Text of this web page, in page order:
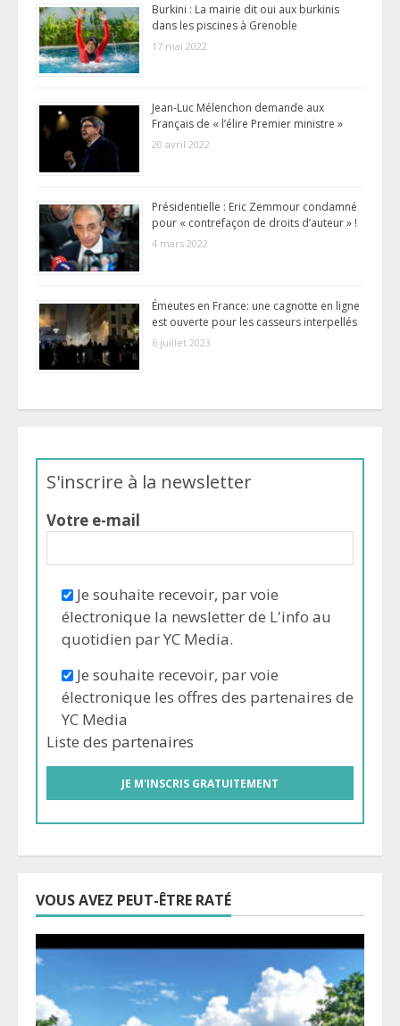
Burkini : La mairie dit oui aux burkinis
dans les piscines à Grenoble
17 mai 2022
Jean-Luc Mélenchon demande aux
Français de « l’élire Premier ministre »
20 avril 2022
Présidentielle : Eric Zemmour condamné
pour « contrefaçon de droits d’auteur » !
4 mars 2022
Émeutes en France: une cagnotte en ligne
est ouverte pour les casseurs interpellés
6 juillet 2023
S'inscrire à la newsletter
Votre e-mail
Je souhaite recevoir, par voie
électronique la newsletter de L'info au
quotidien par YC Media.
Je souhaite recevoir, par voie
électronique les offres des partenaires de
YC Media
Liste des partenaires
VOUS AVEZ PEUT-ÊTRE RATÉ